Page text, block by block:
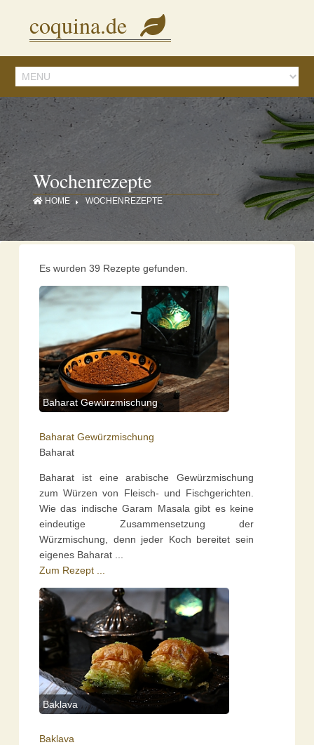
Diese Seite verwendet Cookies, um Inhalte und Anzeigen zu personalisieren.
Mit der Nutzung dieser Webseite stimmen Sie dem zu.
coquina.de
Wochenrezepte
HOME WOCHENREZEPTE
Es wurden 39 Rezepte gefunden.
Baharat Gewürzmischung
Baharat Gewürzmischung
Baharat
Baharat ist eine arabische Gewürzmischung
zum Würzen von Fleisch- und Fischgerichten.
Wie das indische Garam Masala gibt es keine
eindeutige Zusammensetzung der
Würzmischung, denn jeder Koch bereitet sein
eigenes Baharat ...
Zum Rezept ...
Baklava
Baklava